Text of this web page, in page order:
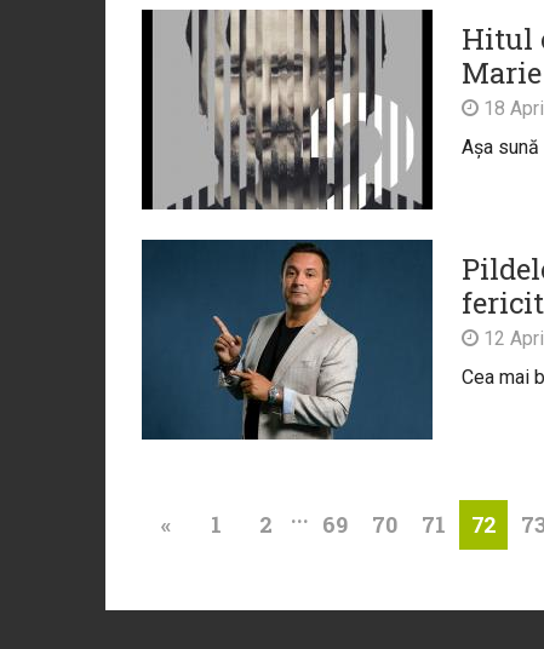
Hitul
Marie
18
Așa
12
Cea mai
« 1 2 ... 69 70 71 72